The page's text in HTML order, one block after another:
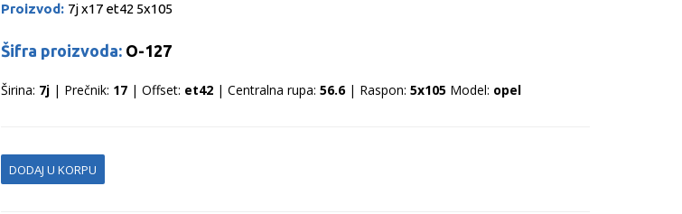
Proizvod: 7j x17 et42 5x105
Šifra proizvoda: O-127
Širina: 7j| Prečnik: 17| Offset: et42| Centralna rupa: 56.6| Raspon: 5x105Model: opel
DODAJ U KORPU